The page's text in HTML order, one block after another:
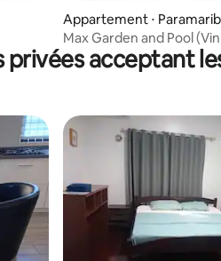
Appartement ⋅
Max Garden and Pool
privées acceptant